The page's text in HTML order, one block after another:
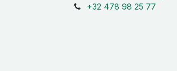
+32 478 98 25 77